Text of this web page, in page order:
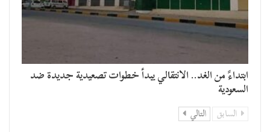
​ابتداءً من الغد.. الانتقالي يبدأ خطوات تصعيدية جديدة ضد
السعودية
السابق التالي